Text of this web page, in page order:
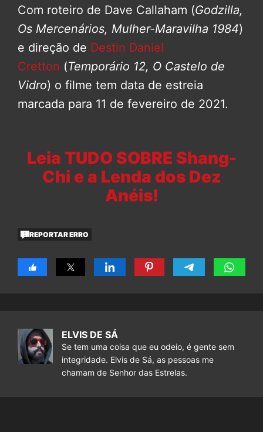
Com roteiro de Dave Callaham (Godzilla,
Os Mercenários, Mulher-Maravilha 1984)
e direção de Destin Daniel
Cretton (Temporário 12, O Castelo de
Vidro) o filme tem data de estreia
marcada para 11 de fevereiro de 2021.
Leia TUDO SOBRE Shang-
Chi e a Lenda dos Dez
Anéis!
REPORTAR ERRO
ELVIS DE SÁ
Se tem uma coisa que eu odeio, é gente sem
integridade. Elvis de Sá, as pessoas me
chamam de Senhor das Estrelas.